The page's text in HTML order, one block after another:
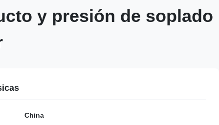
y presión de soplado
China